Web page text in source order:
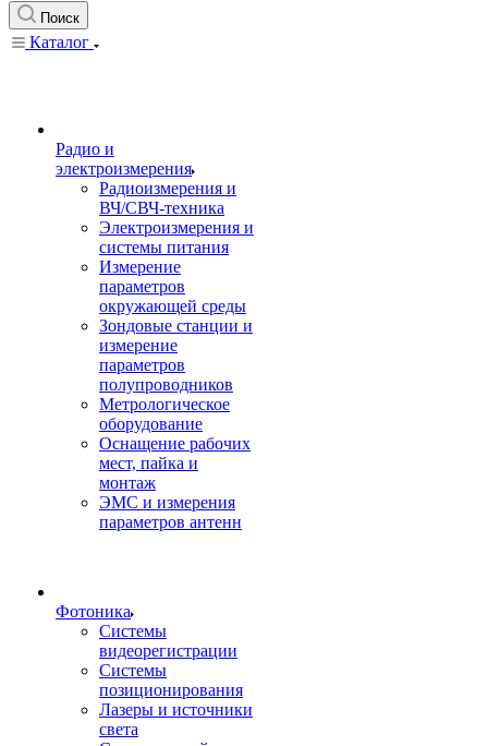
Поиск
Каталог
Радио и
электроизмерения
Радиоизмерения и
ВЧ/СВЧ-техника
Электроизмерения и
системы питания
Измерение
параметров
окружающей среды
Зондовые станции и
измерение
параметров
полупроводников
Метрологическое
оборудование
Оснащение рабочих
мест, пайка и
монтаж
ЭМС и измерения
параметров антенн
Фотоника
Cистемы
видеорегистрации
Системы
позиционирования
Лазеры и источники
света